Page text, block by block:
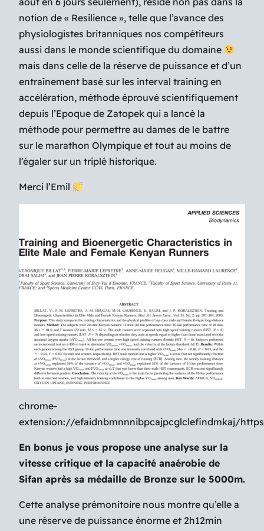
notion de « Resilience », telle que l’avance des
physiologistes britanniques nos compétiteurs
aussi dans le monde scientifique du domaine
mais dans celle de la réserve de puissance et d’un
entraînement basé sur les interval training en
accélération, méthode éprouvé scientifiquement
depuis l’Epoque de Zatopek qui a lancé la
méthode pour permettre au dames de le battre
sur le marathon Olympique et tout au moins de
l’égaler sur un triplé historique.
Merci l’Emil
chrome-
extension://efaidnbmnnnibpcajpcglclefindmkaj/
En bonus je vous propose une analyse sur la
vitesse critique et la capacité anaérobie de
Sifan après sa médaille de Bronze sur le 5000m.
Cette analyse prémonitoire nous montre qu’elle a
une réserve de puissance énorme et 2h12min